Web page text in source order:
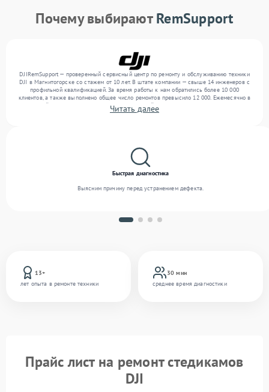
Почему выбираютRemSupport
DJIRemSupport — проверенный сервисный центр по ремонту и обслуживанию техники
DJI в Магнитогорске со стажем от 10 лет. В штате компании — свыше 14 инженеров с
профильной квалификацией. За время работы к нам обратились более 10 000
клиентов, а также выполнено общее число ремонтов превысило 12 000. Ежемесячно в
сервисный центр поступает более 300 обращений, включая , , . Мы беремся за задачи
любой сложности и гарантируем высокое качество обслуживания благодаря
Читать далее
13+
лет опыта в ремонте техники
30 мин
среднее время диагностики
Быстрая диагностика
Выясним причину перед устранением дефекта.
Прайс лист на ремонт стедикамов
DJI